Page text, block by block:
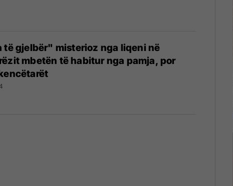
të gjelbër" misterioz nga liqeni në
mbetën të habitur nga pamja, por